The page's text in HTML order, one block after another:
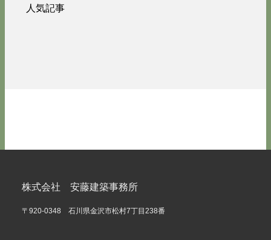
人気記事
株式会社 安藤建築事務所
〒920-0348 石川県金沢市松村7丁目238番